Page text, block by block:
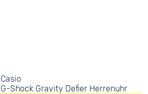
Casio
G-Shock Gravity Defier Herrenuhr